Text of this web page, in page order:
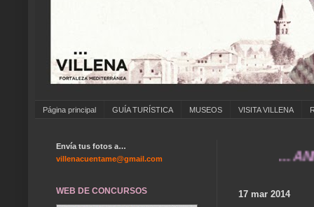
Página principal GUÍA TURÍSTICA MUSEOS VISITA VILLENA
... ANÍMATE
17 mar 2014
Envía tus fotos a…
villenacuentame@gmail.com
WEB DE CONCURSOS